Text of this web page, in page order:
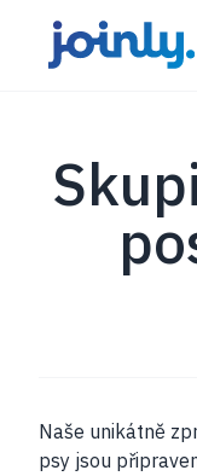
Naše unikátně
psy jsou